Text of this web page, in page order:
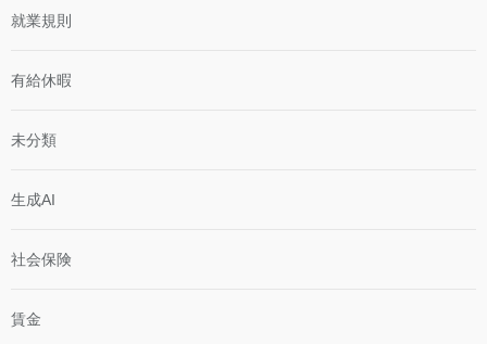
就業規則
有給休暇
未分類
生成AI
社会保険
賃金